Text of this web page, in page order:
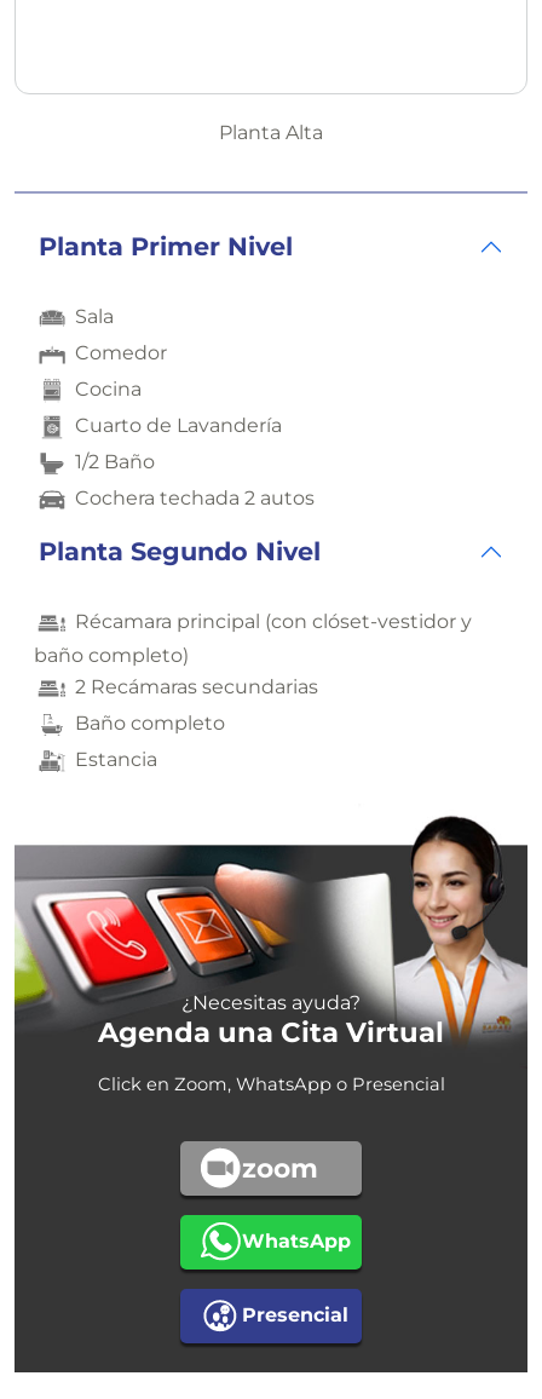
Planta Alta
Planta Primer Nivel
Sala
Comedor
Cocina
Cuarto de Lavandería
1/2 Baño
Cochera techada 2 autos
Planta Segundo Nivel
Récamara principal (con clóset-vestidor y
baño completo)
2 Recámaras secundarias
Baño completo
Estancia
¿Necesitas ayuda?
Agenda una Cita Virtual
Click en Zoom, WhatsApp o Presencial
zoom
WhatsApp
Presencial